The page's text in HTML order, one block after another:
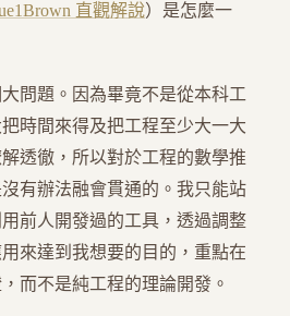
直觀解說）是怎麼一
問題。因為畢竟不是從本科工
時間來得及把工程至少大一大
透徹，所以對於工程的數學推
有辦法融會貫通的。我只能站
前人開發過的工具，透過調整
來達到我想要的目的，重點在
而不是純工程的理論開發。